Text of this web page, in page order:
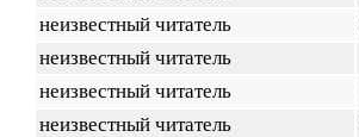
неизвестный читатель
неизвестный читатель
неизвестный читатель
неизвестный читатель